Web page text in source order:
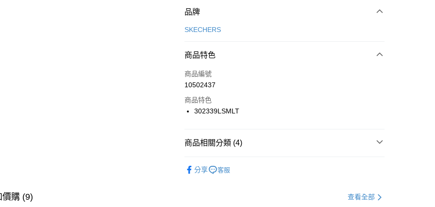
付款方式
信用卡一次付款
合作金庫商業銀行
華南商業銀行
上海商業儲蓄銀行
國泰世華商業銀行
聯邦商業銀行
台新國際商業銀行
LINE Pay
Apple Pay
【關於「AFTEE先享後付」】
品牌
SKECHERS
商品特色
商品編號
10502437
商品特色
302339LSMLT
商品相關分類 (4)
分享 客服
價購 (9) 查看全部